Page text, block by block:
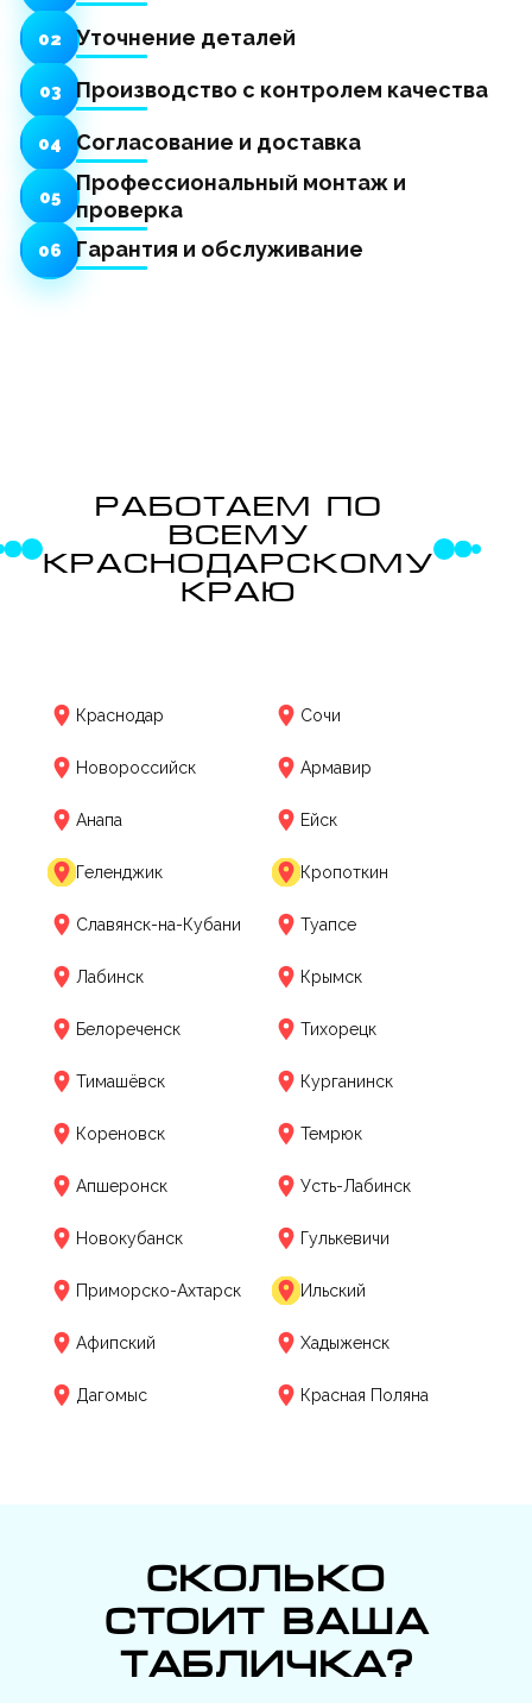
02 Уточнение деталей
03 Производство с контролем качества
04 Согласование и доставка
05
Профессиональный монтаж и
проверка
06 Гарантия и обслуживание
РАБОТАЕМ ПО
ВСЕМУ
КРАСНОДАРСКОМУ
КРАЮ
Краснодар Сочи
Новороссийск Армавир
Анапа Ейск
Геленджик Кропоткин
Славянск-на-Кубани Туапсе
Лабинск Крымск
Белореченск Тихорецк
Тимашёвск Курганинск
Кореновск Темрюк
Апшеронск Усть-Лабинск
Новокубанск Гулькевичи
Приморско-Ахтарск Ильский
Афипский Хадыженск
Дагомыс Красная Поляна
Сколько
стоит ваша
табличка?